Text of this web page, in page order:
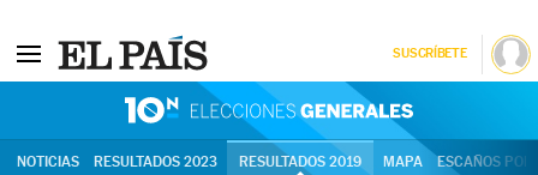
SUSCRÍBETE
NOTICIAS RESULTADOS 2023 RESULTADOS 2019 MAPA ESCAÑOS